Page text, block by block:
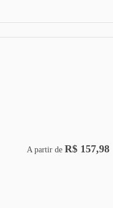
A partir de R$ 157,98